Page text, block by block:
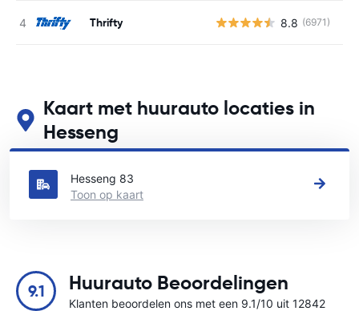
Thrifty 8.8 (6971)
Kaart met huurauto locaties in
Hesseng
Zie onze belangrijkste autoverhuur locaties in Hesseng
Hesseng 83
Toon op kaart
9.1 Huurauto Beoordelingen
Klanten beoordelen ons met een 9.1/10 uit 12842